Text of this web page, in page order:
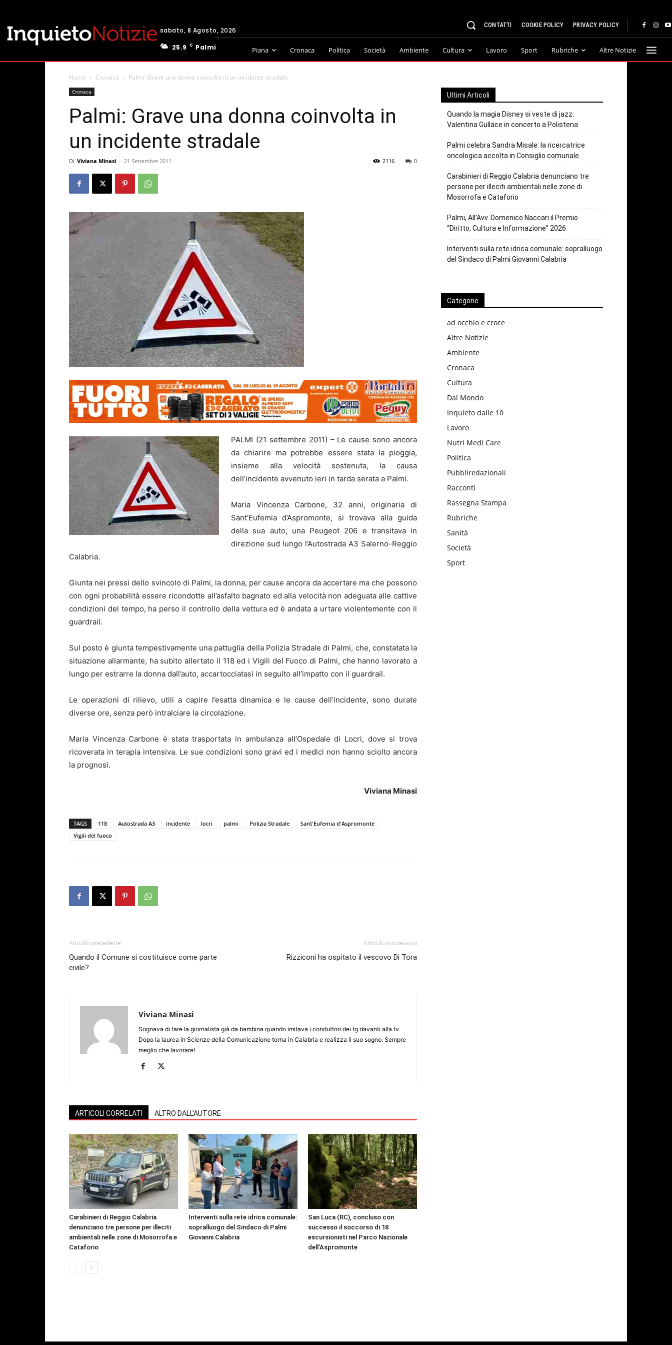
sabato, 8 Agosto, 2026
25.9
C Palmi
CONTATTI COOKIE POLICY PRIVACY POLICY
Piana Cronaca Politica Società Ambiente Cultura Lavoro Sport Rubriche Altre Notizie
Home Cronaca Palmi: Grave una donna coinvolta in un incidente stradale
Cronaca
Palmi: Grave una donna coinvolta in
un incidente stradale
Di Viviana Minasi - 21 Settembre 2011 0
2116
PALMI (21 settembre 2011) – Le cause sono ancora
da chiarire ma potrebbe essere stata la pioggia,
insieme alla velocità sostenuta, la causa
dell’incidente avvenuto ieri in tarda serata a Palmi.
Maria Vincenza Carbone, 32 anni, originaria di
Sant’Eufemia d’Aspromonte, si trovava alla guida
della sua auto, una Peugeot 206 e transitava in
direzione sud lungo l’Autostrada A3 Salerno-Reggio
Calabria.
Giunta nei pressi dello svincolo di Palmi, la donna, per cause ancora da accertare ma che possono
con ogni probabilità essere ricondotte all’asfalto bagnato ed alla velocità non adeguata alle cattive
condizioni del tempo, ha perso il controllo della vettura ed è andata a urtare violentemente con il
guardrail.
Sul posto è giunta tempestivamente una pattuglia della Polizia Stradale di Palmi, che, constatata la
situazione allarmante, ha subito allertato il 118 ed i Vigili del Fuoco di Palmi, che hanno lavorato a
lungo per estrarre la donna dall’auto, accartocciatasi in seguito all’impatto con il guardrail.
Le operazioni di rilievo, utili a capire l’esatta dinamica e le cause dell’incidente, sono durate
diverse ore, senza però intralciare la circolazione.
Maria Vincenza Carbone è stata trasportata in ambulanza all’Ospedale di Locri, dove si trova
ricoverata in terapia intensiva. Le sue condizioni sono gravi ed i medici non hanno sciolto ancora
la prognosi.
Viviana Minasi
TAGS 118 Autostrada A3 incidente locri palmi Polizia Stradale
Sant'Eufemia d'Aspromonte
Vigili del fuoco
Articolo precedente
Quando il Comune si costituisce come parte
civile?
Articolo successivo
Rizziconi ha ospitato il vescovo Di Tora
Viviana Minasi
Sognava di fare la giornalista già da bambina quando imitava i conduttori dei tg davanti alla tv.
Dopo la laurea in Scienze della Comunicazione torna in Calabria e realizza il suo sogno. Sempre
meglio che lavorare!
ARTICOLI CORRELATI ALTRO DALL'AUTORE
Carabinieri di Reggio Calabria
denunciano tre persone per illeciti
ambientali nelle zone di Mosorrofa e
Cataforio
Interventi sulla rete idrica comunale:
sopralluogo del Sindaco di Palmi
Giovanni Calabria
San Luca (RC), concluso con
successo il soccorso di 18
escursionisti nel Parco Nazionale
dell’Aspromonte
Ultimi Articoli
Quando la magia Disney si veste di jazz:
Valentina Gullace in concerto a Polistena
Palmi celebra Sandra Misale: la ricercatrice
oncologica accolta in Consiglio comunale.
Carabinieri di Reggio Calabria denunciano tre
persone per illeciti ambientali nelle zone di
Mosorrofa e Cataforio
Palmi, All’Avv. Domenico Naccari il Premio
“Diritto, Cultura e Informazione” 2026
Interventi sulla rete idrica comunale: sopralluogo
del Sindaco di Palmi Giovanni Calabria
Categorie
ad occhio e croce
Altre Notizie
Ambiente
Cronaca
Cultura
Dal Mondo
Inquieto dalle 10
Lavoro
Nutri Medi Care
Politica
Pubbliredazionali
Racconti
Rassegna Stampa
Rubriche
Sanità
Società
Sport